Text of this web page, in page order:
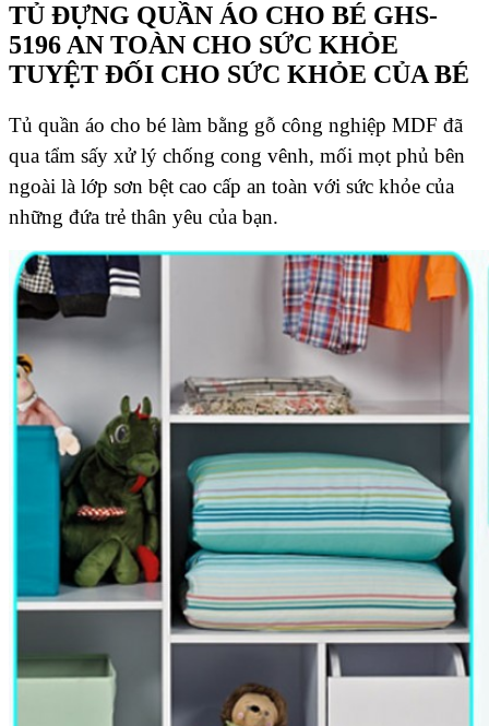
TỦ ĐỰNG QUẦN ÁO CHO BÉ GHS-
5196 AN TOÀN CHO SỨC KHỎE
TUYỆT ĐỐI CHO SỨC KHỎE CỦA BÉ
Tủ quần áo cho bé làm bằng gỗ công nghiệp MDF đã
qua tẩm sấy xử lý chống cong vênh, mối mọt phủ bên
ngoài là lớp sơn bệt cao cấp an toàn với sức khỏe của
những đứa trẻ thân yêu của bạn.